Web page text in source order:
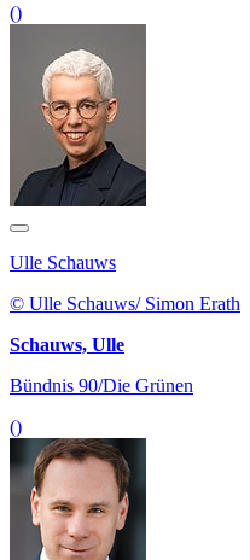
()
Ulle Schauws
© Ulle Schauws/ Simon Erath
Schauws, Ulle
Bündnis 90/Die Grünen
()